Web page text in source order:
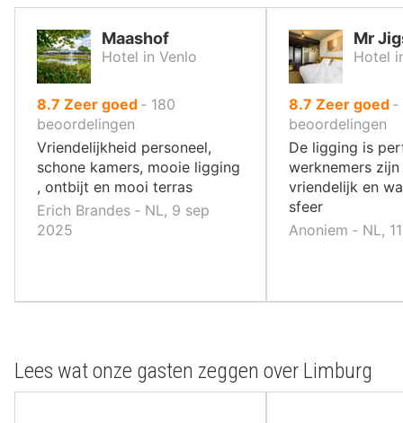
Maashof
Hotel in Venlo
8.7 uit
10
,
Zeer goed ‐ 180
beoordelingen
Vriendelijkheid personeel,
schone kamers, mooie ligging
, ontbijt en mooi terras
Erich Brandes ‐ NL, 9 sep
2025
Mr
Hotel
8.7 uit
10
,
Zeer goed ‐
beoordelingen
De ligging is
werknemers zijn
vriendelijk en
sfeer
Anoniem ‐ NL,
Lees wat onze gasten zeggen over Limburg